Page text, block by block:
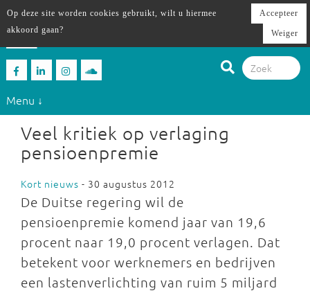
Menu ↓
Veel kritiek op verlaging
pensioenpremie
Kort nieuws - 30 augustus 2012
De Duitse regering wil de
pensioenpremie komend jaar van 19,6
procent naar 19,0 procent verlagen. Dat
betekent voor werknemers en bedrijven
een lastenverlichting van ruim 5 miljard
Op deze site worden cookies gebruikt, wilt u hiermee
akkoord gaan?
Accepteer
Weiger